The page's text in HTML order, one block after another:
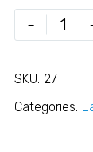
-
SKU: 27
Categories: